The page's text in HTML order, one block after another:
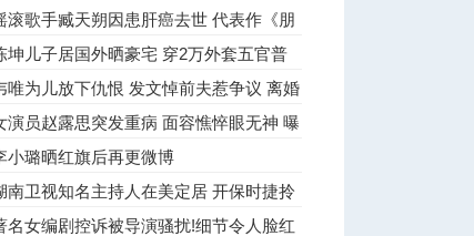
滚歌手臧天朔因患肝癌去世 代表作《朋
》
坤儿子居国外晒豪宅 穿2万外套五官普
显老
唯为儿放下仇恨 发文悼前夫惹争议 离婚
险丧命
演员赵露思突发重病 面容憔悴眼无神 曝
病因！
小璐晒红旗后再更微博
南卫视知名主持人在美定居 开保时捷拎
马仕
名女编剧控诉被导演骚扰!细节令人脸红